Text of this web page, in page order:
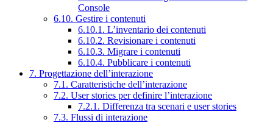
Console
6.10. Gestire i contenuti
6.10.1. L’inventario dei contenuti
6.10.2. Revisionare i contenuti
6.10.3. Migrare i contenuti
6.10.4. Pubblicare i contenuti
7. Progettazione dell’interazione
7.1. Caratteristiche dell’interazione
7.2. User stories per definire l’interazione
7.2.1. Differenza tra scenari e user stories
7.3. Flussi di interazione